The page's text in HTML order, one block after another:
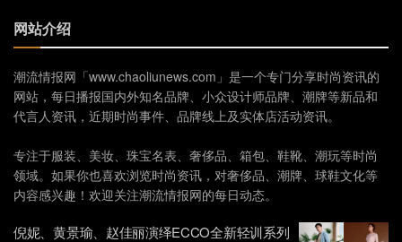
网站介绍
潮流情报网「www.chaoliunews.com」是一个专门分享时尚资讯的
网站，每日播报国内外知名品牌、小众设计师品牌、潮牌等新品和
代言人资讯，近期时尚事件、品牌线上及实体店活动资讯。
专注于服装、美妆、珠宝名表、奢侈品、箱包、鞋靴、潮玩等时尚
领域。如果你也喜欢浏览时尚资讯，对奢侈品、潮牌、球鞋文化等
内容感兴趣！欢迎关注潮流情报网的每日动态。
倪妮、黄景瑜、赵佳丽演绎ECCO全新轻训系列